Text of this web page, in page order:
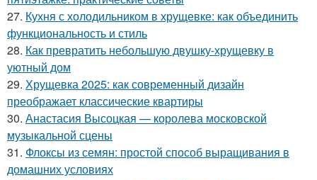
27. Кухня с холодильником в хрущевке: как объединить
функциональность и стиль
28. Как превратить небольшую двушку-хрущевку в
уютный дом
29. Хрущевка 2025: как современный дизайн
преображает классические квартиры
30. Анастасия Высоцкая — королева московской
музыкальной сцены
31. Флоксы из семян: простой способ выращивания в
домашних условиях